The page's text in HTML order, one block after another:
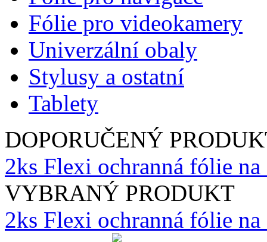
Fólie pro videokamery
Univerzální obaly
Stylusy a ostatní
Tablety
DOPORUČENÝ
2ks Flexi ochranná fólie
VYBRANÝ PRODUKT
2ks Flexi ochranná fólie